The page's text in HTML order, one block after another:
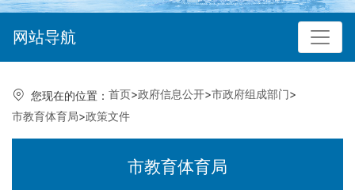
网站导航
您现在的位置： 首页>政府信息公开>市政府组成部门>
市教育体育局>政策文件
市教育体育局